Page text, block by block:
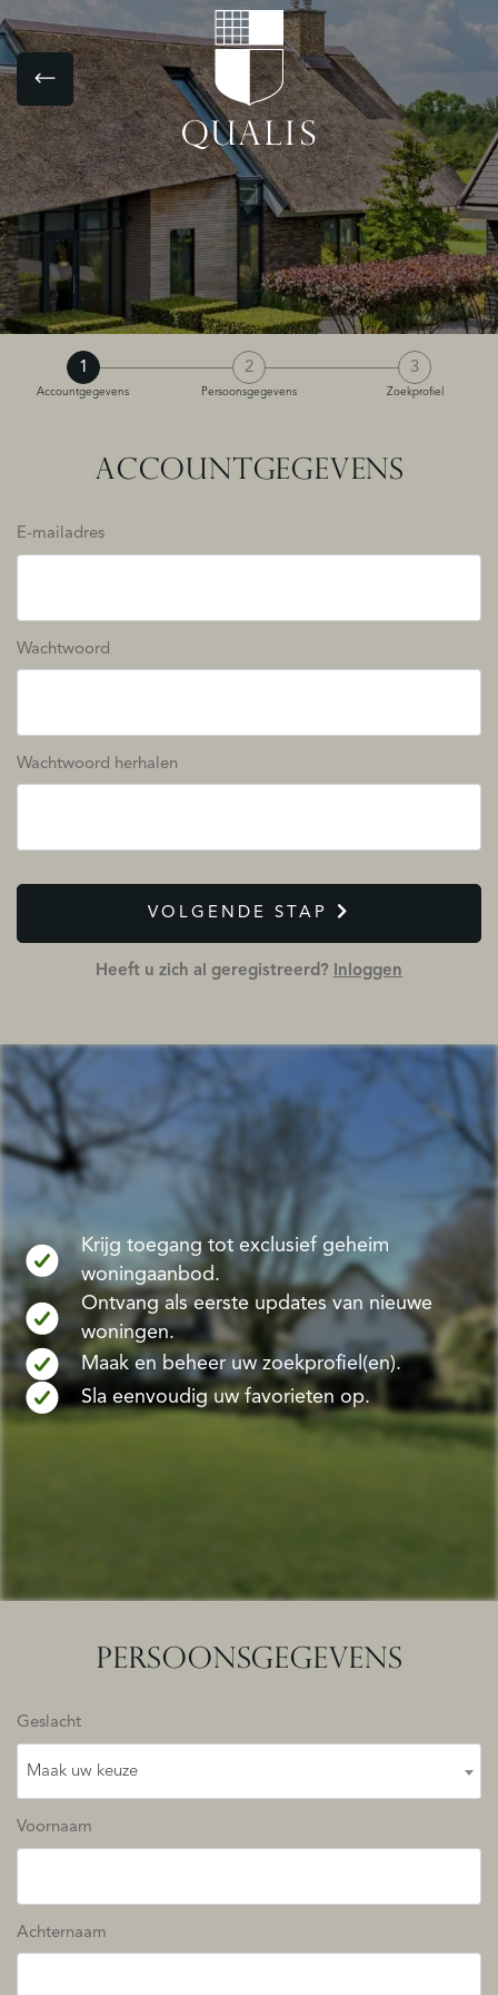
1
Accountgegevens
2
Persoonsgegevens
3
Zoekprofiel
ACCOUNTGEGEVENS
E-mailadres
Wachtwoord
Wachtwoord herhalen
VOLGENDE STAP
Heeft u zich al geregistreerd? Inloggen
Krijg toegang tot exclusief geheim
woningaanbod.
Ontvang als eerste updates van nieuwe
woningen.
Maak en beheer uw zoekprofiel(en).
Sla eenvoudig uw favorieten op.
PERSOONSGEGEVENS
Geslacht
Maak uw keuze
Voornaam
Achternaam